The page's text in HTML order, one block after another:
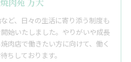
焼肉苑 万大
ど、日々の生活に寄り添う制度も
始いたしました。やりがいや成長
肉店で働きたい方に向けて、働く
ちしております。